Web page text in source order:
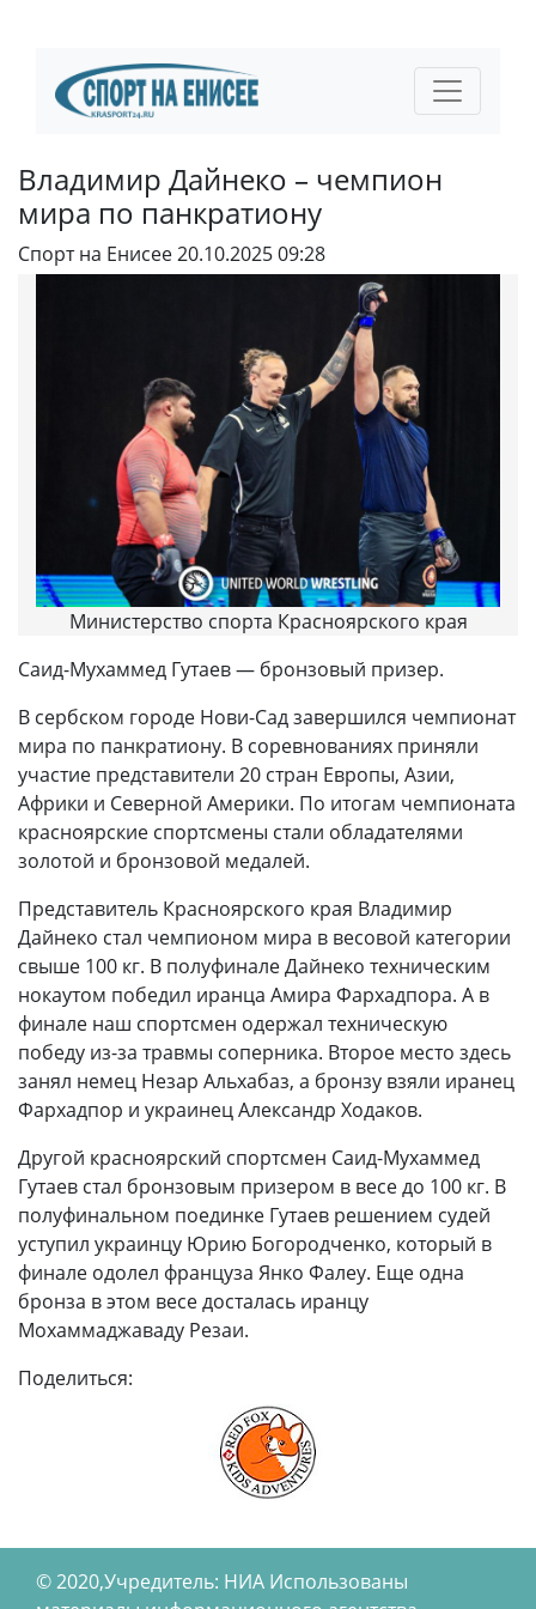
Владимир Дайнеко – чемпион
мира по панкратиону
Спорт на Енисее20.10.2025 09:28
Министерство спорта Красноярского края
Саид-Мухаммед Гутаев — бронзовый призер.
В сербском городе Нови-Сад завершился чемпионат
мира по панкратиону. В соревнованиях приняли
участие представители 20 стран Европы, Азии,
Африки и Северной Америки. По итогам чемпионата
красноярские спортсмены стали обладателями
золотой и бронзовой медалей.
Представитель Красноярского края Владимир
Дайнеко стал чемпионом мира в весовой категории
свыше 100 кг. В полуфинале Дайнеко техническим
нокаутом победил иранца Амира Фархадпора. А в
финале наш спортсмен одержал техническую
победу из-за травмы соперника. Второе место здесь
занял немец Незар Альхабаз, а бронзу взяли иранец
Фархадпор и украинец Александр Ходаков.
Другой красноярский спортсмен Саид-Мухаммед
Гутаев стал бронзовым призером в весе до 100 кг. В
полуфинальном поединке Гутаев решением судей
уступил украинцу Юрию Богородченко, который в
финале одолел француза Янко Фалеу. Еще одна
бронза в этом весе досталась иранцу
Мохаммаджаваду Резаи.
Поделиться:
© 2020,Учредитель: НИА Использованы